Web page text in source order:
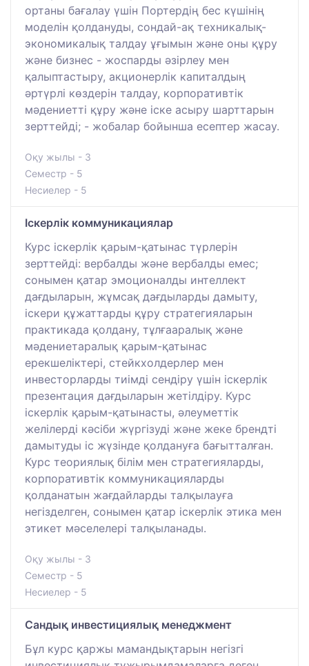
ортаны бағалау үшін Портердің бес күшінің
моделін қолдануды, сондай-ақ техникалық-
экономикалық талдау ұғымын және оны құру
және бизнес - жоспарды әзірлеу мен
қалыптастыру, акционерлік капиталдың
әртүрлі көздерін талдау, корпоративтік
мәдениетті құру және іске асыру шарттарын
зерттейді; - жобалар бойынша есептер жасау.
Оқу жылы - 3
Семестр - 5
Несиелер - 5
Іскерлік коммуникациялар
Курс іскерлік қарым-қатынас түрлерін
зерттейді: вербалды және вербалды емес;
сонымен қатар эмоционалды интеллект
дағдыларын, жұмсақ дағдыларды дамыту,
іскери құжаттарды құру стратегияларын
практикада қолдану, тұлғааралық және
мәдениетаралық қарым-қатынас
ерекшеліктері, стейкхолдерлер мен
инвесторларды тиімді сендіру үшін іскерлік
презентация дағдыларын жетілдіру. Курс
іскерлік қарым-қатынасты, әлеуметтік
желілерді кәсіби жүргізуді және жеке брендті
дамытуды іс жүзінде қолдануға бағытталған.
Курс теориялық білім мен стратегияларды,
корпоративтік коммуникацияларды
қолданатын жағдайларды талқылауға
негізделген, сонымен қатар іскерлік этика мен
этикет мәселелері талқыланады.
Оқу жылы - 3
Семестр - 5
Несиелер - 5
Сандық инвестициялық менеджмент
Бұл курс қаржы мамандықтарын негізгі